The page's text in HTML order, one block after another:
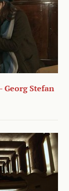
Stefan